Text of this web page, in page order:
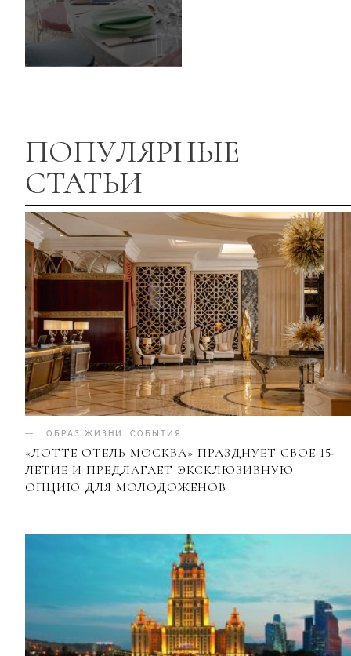
ПОПУЛЯРНЫЕ
СТАТЬИ
ОБРАЗ ЖИЗНИ СОБЫТИЯ
«ЛОТТЕ ОТЕЛЬ МОСКВА» ПРАЗДНУЕТ СВОЕ 15-
ЛЕТИЕ И ПРЕДЛАГАЕТ ЭКСКЛЮЗИВНУЮ
ОПЦИЮ ДЛЯ МОЛОДОЖЕНОВ